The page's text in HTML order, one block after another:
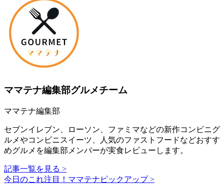
ママテナ編集部グルメチーム
ママテナ編集部
セブンイレブン、ローソン、ファミマなどの新作コンビニグ
ルメやコンビニスイーツ、人気のファストフードなどおすす
めグルメを編集部メンバーが実食レビューします。
記事一覧を見る >
今日のこれ注目！ママテナピックアップ >